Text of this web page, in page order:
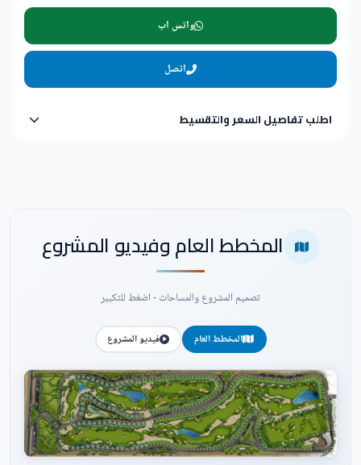
واتس اب
اتصل
اطلب تفاصيل السعر والتقسيط
المخطط العام وفيديو المشروع
تصميم المشروع والمساحات - اضغط للتكبير
المخطط العام فيديو المشروع